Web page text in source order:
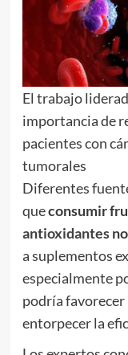
El trabajo
importancia de
pacientes con
tumorales
Diferentes
queconsumir
antioxidantes
a suplementos
especialmente
podría
entorpecer la